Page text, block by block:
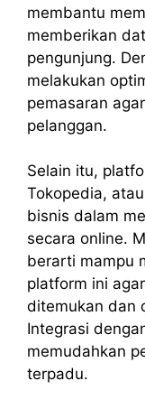
membantu
memberikan
pengunjung.
melakukan
pemasaran
pelanggan.
Selain itu,
Tokopedia,
bisnis dalam
secara online.
berarti mampu
platform ini
ditemukan dan
Integrasi
memudahkan
terpadu.